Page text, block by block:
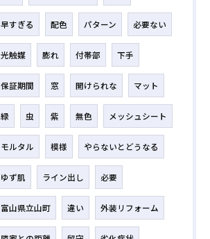
早すぎる 配色 パターン 必要ない
光触媒 膨れ 付帯部 下手
保証期間 窓 開けられな マット
緑 虫 紫 無色 メッシュシート
モルタル 模様 やらないとどうなる
ゆず肌 ライン出し 必要
富山県立山町 違い 外装リフォーム